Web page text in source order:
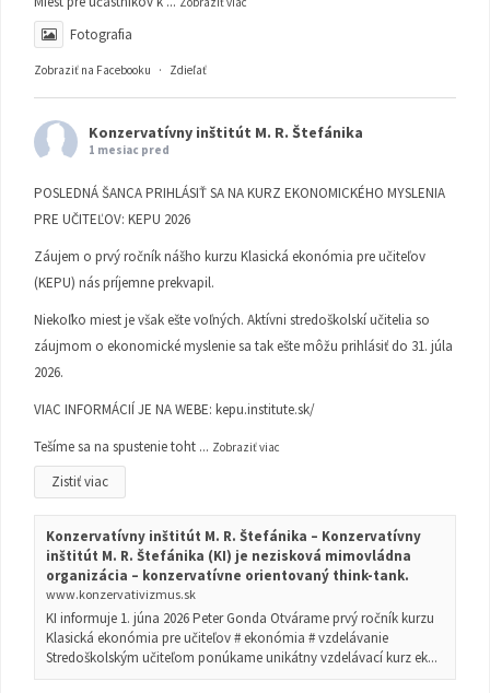
Fotografia
Zobraziť na Facebooku · Zdieľať
Konzervatívny inštitút M. R. Štefánika
1 mesiac pred
POSLEDNÁ ŠANCA PRIHLÁSIŤ SA NA KURZ EKONOMICKÉHO MYSLENIA
PRE UČITEĽOV: KEPU 2026
Záujem o prvý ročník nášho kurzu Klasická ekonómia pre učiteľov
(KEPU) nás príjemne prekvapil.
Niekoľko miest je však ešte voľných. Aktívni stredoškolskí učitelia so
záujmom o ekonomické myslenie sa tak ešte môžu prihlásiť do 31. júla
2026.
VIAC INFORMÁCIÍ JE NA WEBE: kepu.institute.sk/
Tešíme sa na spustenie toht ... Zobraziť viac
Zistiť viac
Konzervatívny inštitút M. R. Štefánika – Konzervatívny
inštitút M. R. Štefánika (KI) je nezisková mimovládna
organizácia – konzervatívne orientovaný think-tank.
www.konzervativizmus.sk
KI informuje 1. júna 2026 Peter Gonda Otvárame prvý ročník kurzu
Klasická ekonómia pre učiteľov # ekonómia # vzdelávanie
Stredoškolským učiteľom ponúkame unikátny vzdelávací kurz ek...